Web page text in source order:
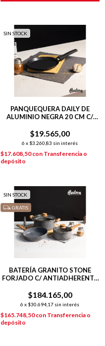
SIN STOCK
PANQUEQUERA DAILY DE
ALUMINIO NEGRA 20 CM C/
$19.565,00
6 x $3.260,83 sin interés
$17.608,50con Transferencia o
depósito
SIN STOCK
GRATIS
BATERÍA GRANITO STONE
FORJADO C/ ANTIADHERENTE
$184.165,00
6 x $30.694,17 sin interés
$165.748,50con Transferencia o
depósito